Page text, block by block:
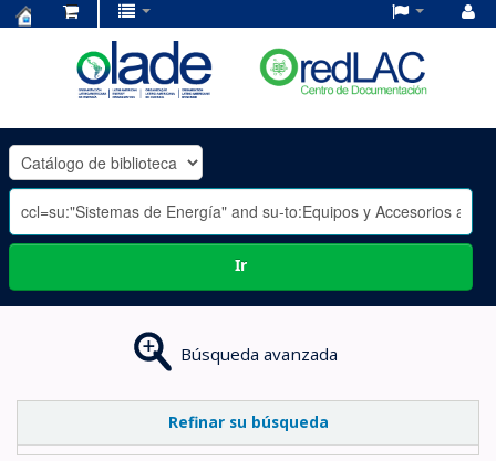
OLADE
-
Ir
Búsqueda avanzada
Refinar su búsqueda